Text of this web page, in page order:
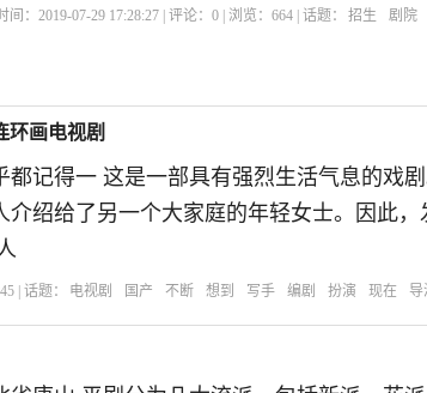
间：2019-07-29 17:28:27 | 评论：0 | 浏览：664 | 话题： 招生 剧院
环画电视剧
都记得一 这是一部具有强烈生活气息的戏
绍给了另一个大家庭的年轻女士。因此，
| 话题： 电视剧 国产 不断 想到 写手 编剧 扮演 现在 导